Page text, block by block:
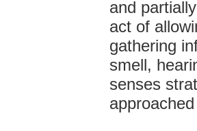
and
act of
gathering
smell,
senses